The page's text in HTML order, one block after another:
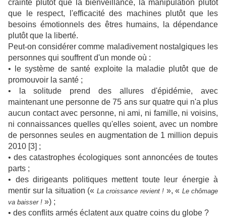
crainte plutôt que la bienveillance, la manipulation plutôt
que le respect, l'efficacité des machines plutôt que les
besoins émotionnels des êtres humains, la dépendance
plutôt que la liberté.
Peut-on considérer comme maladivement nostalgiques les
personnes qui souffrent d'un monde où :
• le système de santé exploite la maladie plutôt que de
promouvoir la santé ;
•
la solitude prend des allures d'épidémie, avec
maintenant une personne de 75 ans sur quatre qui n'a plus
aucun contact avec personne, ni ami, ni famille, ni voisins,
ni connaissances quelles qu'elles soient, avec un nombre
de personnes seules en augmentation de 1 million depuis
2010 [3] ;
• des catastrophes écologiques sont annoncées de toutes
parts ;
• des dirigeants politiques mettent toute leur énergie à
mentir sur la situation (« La croissance revient ! », « Le chômage
va baisser ! ») ;
• des conflits armés éclatent aux quatre coins du globe ?